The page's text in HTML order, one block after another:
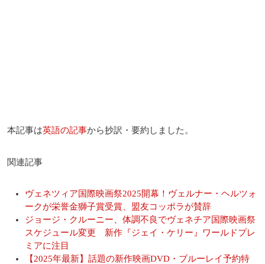
本記事は英語の記事から抄訳・要約しました。
関連記事
ヴェネツィア国際映画祭2025開幕！ヴェルナー・ヘルツォ
ークが栄誉金獅子賞受賞、盟友コッポラが賛辞
ジョージ・クルーニー、体調不良でヴェネチア国際映画祭
スケジュール変更 新作『ジェイ・ケリー』ワールドプレ
ミアに注目
【2025年最新】話題の新作映画DVD・ブルーレイ予約特